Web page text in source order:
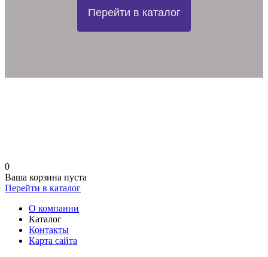
Перейти в каталог
0
Ваша корзина пуста
Перейти в каталог
О компании
Каталог
Контакты
Карта сайта